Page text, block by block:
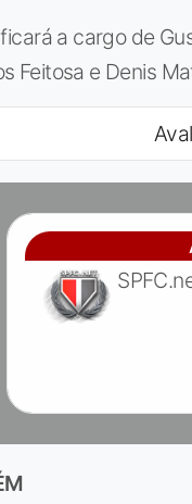
a cargo de
Feitosa e Denis